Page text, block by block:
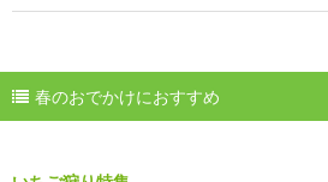
春のおでかけにおすすめ